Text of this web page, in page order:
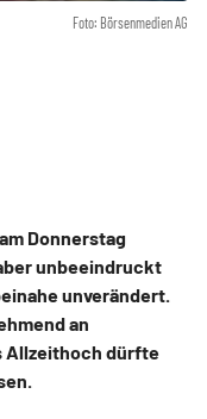
Foto: Börsenmedien AG
Donnerstag
unbeeindruckt
unverändert.
an
Allzeithoch dürfte